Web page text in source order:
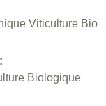
Viticulture Bio
Biologique